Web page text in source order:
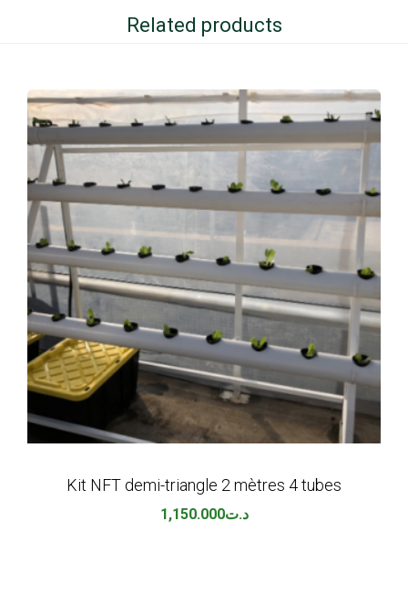
Related products
Kit NFT demi-triangle 2 mètres 4 tubes
د.ت1,150.000